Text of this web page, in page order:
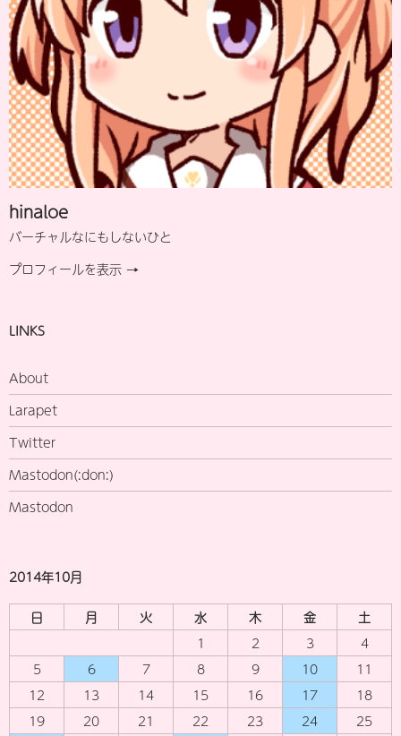
hinaloe
バーチャルなにもしないひと
プロフィールを表示 →
LINKS
About
Larapet
Twitter
Mastodon(:don:)
Mastodon
2014年10月
日 月 火 水 木 金
土
1
2 3
4
5
6 7 8 9 10
11
12
13 14 15 16 17
18
19
20 21 22 23 24
25